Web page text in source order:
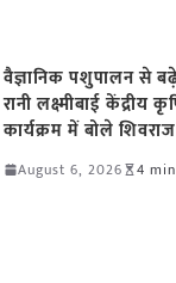
वैज्ञानिक पशुपालन से
रानी लक्ष्मीबाई केंद्रीय
कार्यक्रम में बोले
August 6, 2026 4